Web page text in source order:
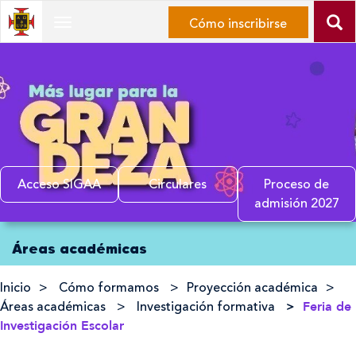
al
contenido
Ir
al
menú
navegación
al
mapa
del
sitio
Navegación
Cómo inscribirse
Acceso SIGAA Circulares
Proceso de
admisión 2027
Inicio
del
contenido
principal
Áreas académicas
Inicio Cómo formamos
Proyección académica
Áreas académicas
Investigación formativa
Feria de
Investigación Escolar